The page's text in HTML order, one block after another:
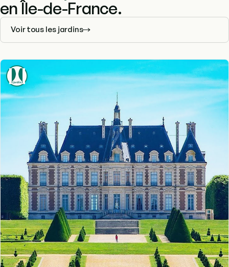
en Île-de-France.
Voir tous les jardins